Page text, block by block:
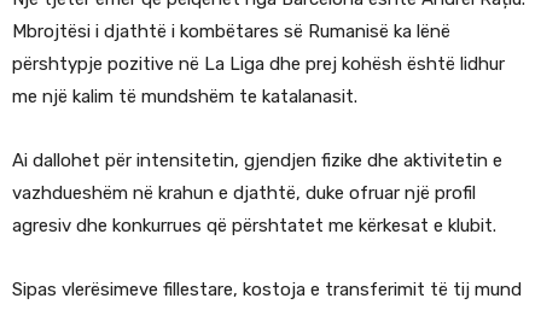
Mbrojtësi i djathtë i kombëtares së Rumanisë ka lënë
përshtypje pozitive në La Liga dhe prej kohësh është lidhur
me një kalim të mundshëm te katalanasit.
Ai dallohet për intensitetin, gjendjen fizike dhe aktivitetin e
vazhdueshëm në krahun e djathtë, duke ofruar një profil
agresiv dhe konkurrues që përshtatet me kërkesat e klubit.
Sipas vlerësimeve fillestare, kostoja e transferimit të tij mund